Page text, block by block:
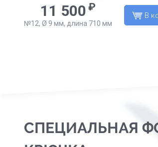
11 500 ₽
№12, Ø 9 мм, длина 710 мм
В
СПЕЦИАЛЬНАЯ